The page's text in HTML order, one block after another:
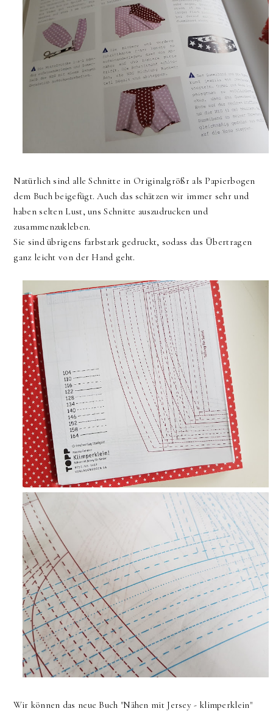
Natürlich sind alle Schnitte in Originalgrößr als Papierbogen
dem Buch beigefügt. Auch das schätzen wir immer sehr und
haben selten Lust, uns Schnitte auszudrucken und
zusammenzukleben.
Sie sind übrigens farbstark gedruckt, sodass das Übertragen
ganz leicht von der Hand geht.
Wir können das neue Buch "Nähen mit Jersey - klimperklein"